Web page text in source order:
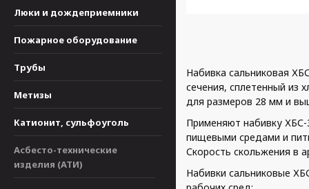
Люки и дождеприемники
Пожарное оборудование
Трубы
Метизы
Катионит, сульфоуголь
Асбесто-технические
изделия (АТИ)
Набивка сальниковая
сечения, сплетенный
для размеров 28 мм и
Применяют набивку
пищевыми средами и
Скорость скольжения в
Набивки сальниковые